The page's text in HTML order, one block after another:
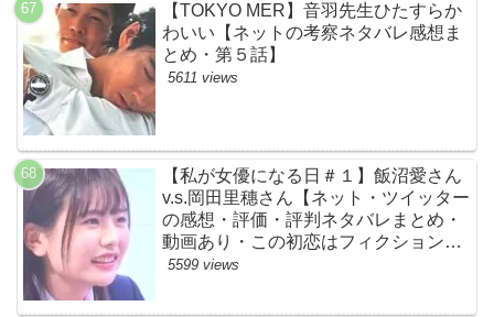
【TOKYO MER】音羽先生ひたすらか
わいい【ネットの考察ネタバレ感想ま
とめ・第５話】
5611 views
【私が女優になる日＃１】飯沼愛さん
v.s.岡田里穗さん【ネット・ツイッター
の感想・評価・評判ネタバレまとめ・
動画あり・この初恋はフィクションで
す・初恋Ｆ】
5599 views